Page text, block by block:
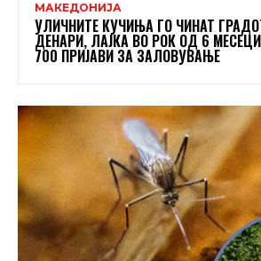
МАКЕДОНИЈА
УЛИЧНИТЕ КУЧИЊА ГО ЧИНАТ
ДЕНАРИ, ЛАЈКА ВО РОК ОД 6
700 ПРИЈАВИ ЗА ЗАЛОВУВАЊЕ